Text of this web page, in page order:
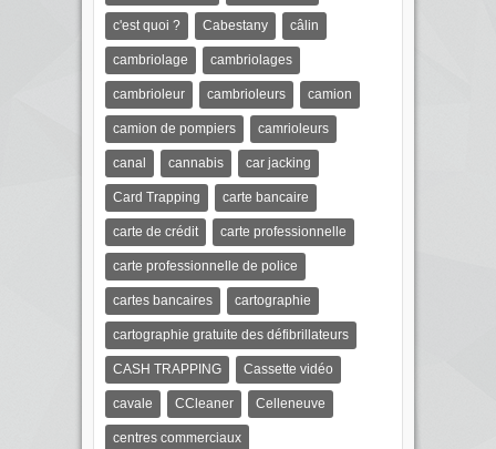
c'est quoi ? Cabestany câlin
cambriolage cambriolages
cambrioleur cambrioleurs camion
camion de pompiers camrioleurs
canal cannabis car jacking
Card Trapping carte bancaire
carte de crédit carte professionnelle
carte professionnelle de police
cartes bancaires cartographie
cartographie gratuite des défibrillateurs
CASH TRAPPING Cassette vidéo
cavale CCleaner Celleneuve
centres commerciaux